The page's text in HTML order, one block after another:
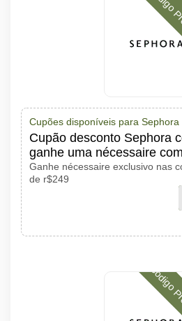
Cupões disponíveis para Sephora
Cupão desconto Sephora
ganhe uma nécessaire
Ganhe nécessaire exclusivo nas
de r$249